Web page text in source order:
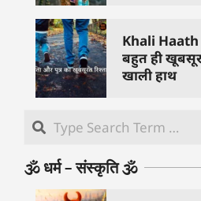
Khali Haath
बहुत ही
खाली हाथ
🕉️ धर्म – संस्कृति 🕉️